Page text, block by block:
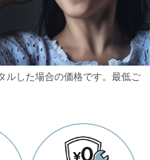
ルした場合の価格です。最低ご